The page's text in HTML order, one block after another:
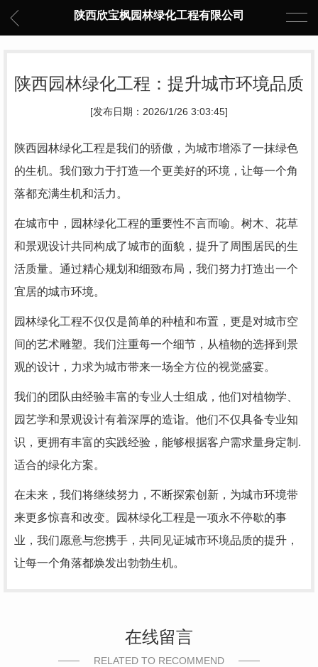
陕西欣宝枫园林绿化工程有限公司
陕西园林绿化工程：提升城市环境品质
[发布日期：2026/1/26 3:03:45]
陕西园林绿化工程是我们的骄傲，为城市增添了一抹绿色
的生机。我们致力于打造一个更美好的环境，让每一个角
落都充满生机和活力。
在城市中，园林绿化工程的重要性不言而喻。树木、花草
和景观设计共同构成了城市的面貌，提升了周围居民的生
活质量。通过精心规划和细致布局，我们努力打造出一个
宜居的城市环境。
园林绿化工程不仅仅是简单的种植和布置，更是对城市空
间的艺术雕塑。我们注重每一个细节，从植物的选择到景
观的设计，力求为城市带来一场全方位的视觉盛宴。
我们的团队由经验丰富的专业人士组成，他们对植物学、
园艺学和景观设计有着深厚的造诣。他们不仅具备专业知
识，更拥有丰富的实践经验，能够根据客户需求量身定制.
适合的绿化方案。
在未来，我们将继续努力，不断探索创新，为城市环境带
来更多惊喜和改变。园林绿化工程是一项永不停歇的事
业，我们愿意与您携手，共同见证城市环境品质的提升，
让每一个角落都焕发出勃勃生机。
在线留言
RELATED TO RECOMMEND